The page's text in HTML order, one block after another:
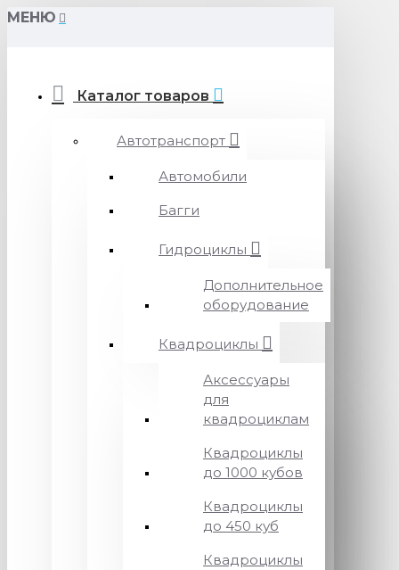
МЕНЮ
Каталог товаров
Автотранспорт
Автомобили
Багги
Гидроциклы
Дополнительное
оборудование
Квадроциклы
Аксессуары
для
квадроциклам
Квадроциклы
до 1000 кубов
Квадроциклы
до 450 куб
Квадроциклы